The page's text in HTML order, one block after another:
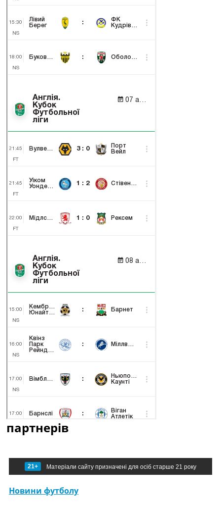
партнерів
21+ Матеріали сайту призначені для осіб старше 21 року
Новини футболу